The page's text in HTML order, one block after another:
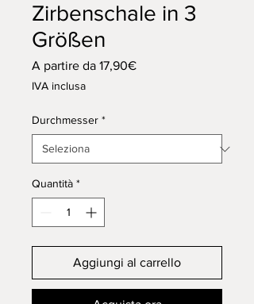
Zirbenschale in 3
Größen
A partire da 17,90€Prezzo
IVA inclusa
Durchmesser *
Quantità *
Aggiungi al carrello